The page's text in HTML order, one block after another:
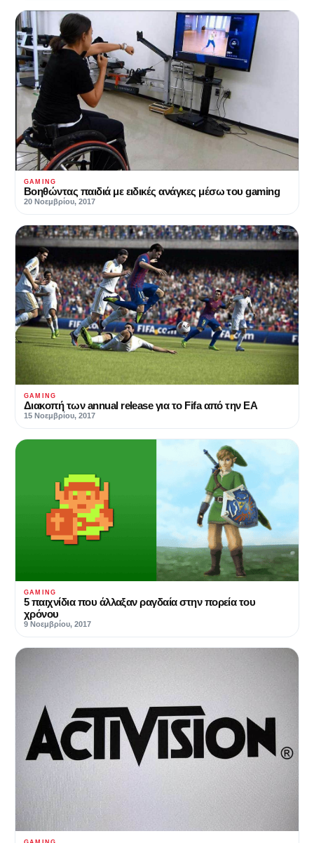
GAMING
Βοηθώντας παιδιά με ειδικές ανάγκες μέσω του gaming
20 Νοεμβρίου, 2017
GAMING
Διακοπή των annual release για το Fifa από την ΕΑ
15 Νοεμβρίου, 2017
GAMING
5 παιχνίδια που άλλαξαν ραγδαία στην πορεία του
χρόνου
9 Νοεμβρίου, 2017